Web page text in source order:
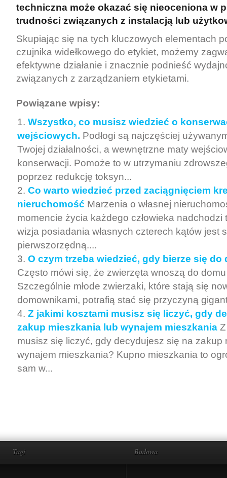
techniczna może okazać się nieoceniona w
trudności związanych z instalacją lub
Skupiając się na tych kluczowych elementach
czujnika widełkowego do etykiet, możemy
efektywne działanie i znacznie podnieść
związanych z zarządzaniem etykietami.
Powiązane wpisy:
Wszystko, co musisz wiedzieć o
wejściowych. Podłogi są najczęściej
Twojej działalności, a wewnętrzne maty
konserwacji. Pomoże to w utrzymaniu
poprzez redukcję toksyn...
Co warto wiedzieć przed zaciągnięciem
nieruchomość Marzenia o własnej
momencie życia każdego człowieka nadchodzi
wizja posiadania własnych czterech kątów jest
pierwszorzędną....
O czym trzeba wiedzieć, gdy bierze się do
Często mówi się, że zwierzęta wnoszą do
Szczególnie młode zwierzaki, które stają się
domownikami, potrafią stać się przyczyną
Z jakimi kosztami musisz się liczyć, gdy
zakup mieszkania lub wynajem mieszkania
musisz się liczyć, gdy decydujesz się na zakup
wynajem mieszkania? Kupno mieszkania to
sam w...
Tagi Budowa